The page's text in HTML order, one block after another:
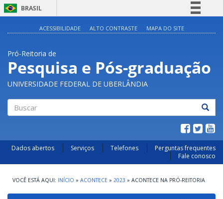
BRASIL
Acesso à informação
Legislação
Canais
ACESSIBILIDADE ALTO CONTRASTE MAPA DO SITE
Pró-Reitoria de
Pesquisa e Pós-graduação
UNIVERSIDADE FEDERAL DE UBERLÂNDIA
Dados abertos Serviços Telefones
Perguntas frequentes
Fale conosco
INÍCIO » ACONTECE » 2023 » ACONTECE NA PRÓ-REITORIA